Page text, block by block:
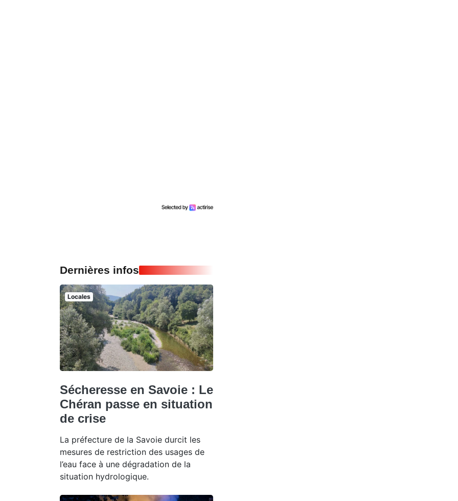
Dernières infos
Locales
Sécheresse en Savoie : Le
Chéran passe en situation
de crise
La préfecture de la Savoie durcit les
mesures de restriction des usages de
l’eau face à une dégradation de la
situation hydrologique.